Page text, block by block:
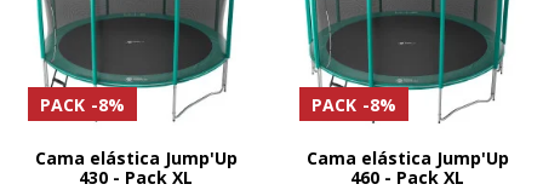
PACK -8%
Cama elástica Jump'Up
430 - Pack XL
PACK -8%
Cama elástica Jump'Up
460 - Pack XL